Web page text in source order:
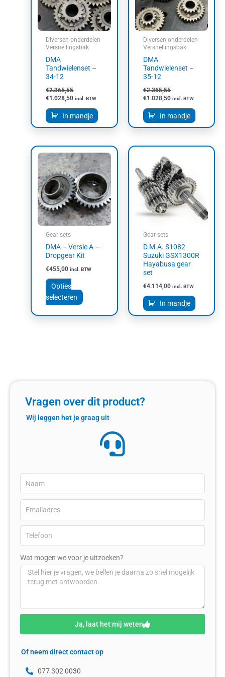
Diversen onderdelen
Versnellingsbak
DMA
Tandwielenset –
34-12
€2.365,55
€1.028,50 incl. BTW
In mandje
Diversen onderdelen
Versnellingsbak
DMA
Tandwielenset –
35-12
€2.365,55
€1.028,50 incl. BTW
In mandje
Gear sets
DMA – Versie A –
Dropgear Kit
€455,00 incl. BTW
Opties
selecteren
Dit
product
heeft
meerdere
variaties.
Deze
optie
worden
de
Gear sets
D.M.A. S1082
Suzuki GSX1300R
Hayabusa gear
set
€4.114,00 incl. BTW
In mandje
Vragen over dit product?
Wij leggen het je graag uit
Wat mogen we voor je uitzoeken?
Ja, laat het mij weten
Of neem direct contact op
077 302 0030